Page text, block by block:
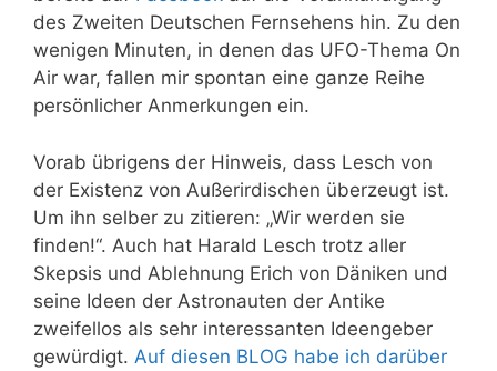
des Zweiten Deutschen Fernsehens hin. Zu den
wenigen Minuten, in denen das UFO-Thema On
Air war, fallen mir spontan eine ganze Reihe
persönlicher Anmerkungen ein.
Vorab übrigens der Hinweis, dass Lesch von
der Existenz von Außerirdischen überzeugt ist.
Um ihn selber zu zitieren: „Wir werden sie
finden!“. Auch hat Harald Lesch trotz aller
Skepsis und Ablehnung Erich von Däniken und
seine Ideen der Astronauten der Antike
zweifellos als sehr interessanten Ideengeber
gewürdigt. Auf diesen BLOG habe ich darüber